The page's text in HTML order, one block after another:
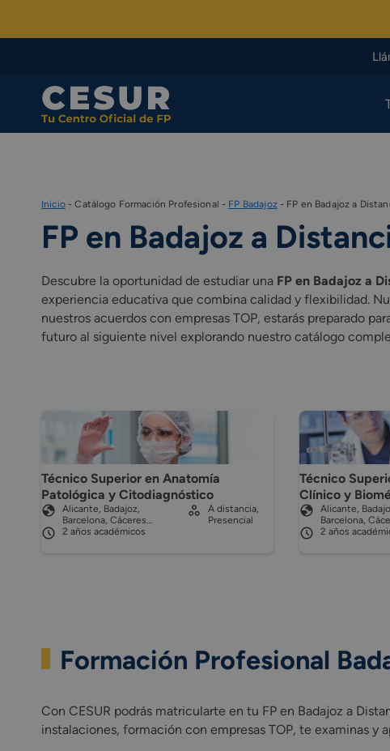
Inicio-Catálogo Formación Profesional - FP Badajoz- FP en Badajoz a
FP en Badajoz a
Descubre la oportunidad de estudiar una FP en Badajoz a
experiencia educativa que combina calidad y flexibilidad.
nuestros acuerdos con empresas TOP, estarás preparado
futuro al siguiente nivel explorando nuestro catálogo
Técnico Superior en Anatomía
Patológica y Citodiagnóstico
Alicante, Badajoz,
Barcelona, Cáceres…
2 años académicos
A distancia,
Presencial
Técnico
Clínico y
Alicante,
Barcelona,
2 años
Formación Profesional
Con CESUR podrás matricularte en tu FP en Badajoz a
instalaciones, formación con empresas TOP, te examinas y